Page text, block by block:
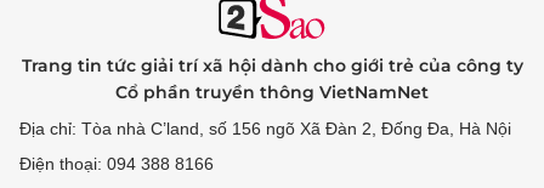
Trang tin tức giải trí xã hội dành cho giới trẻ của công ty
Cổ phần truyền thông VietNamNet
Địa chỉ: Tòa nhà C’land, số 156 ngõ Xã Đàn 2, Đống Đa, Hà Nội
Điện thoại: 094 388 8166